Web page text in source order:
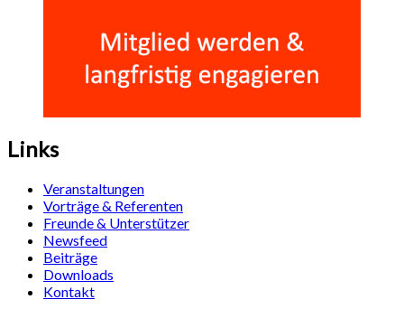
Links
Veranstaltungen
Vorträge & Referenten
Freunde & Unterstützer
Newsfeed
Beiträge
Downloads
Kontakt